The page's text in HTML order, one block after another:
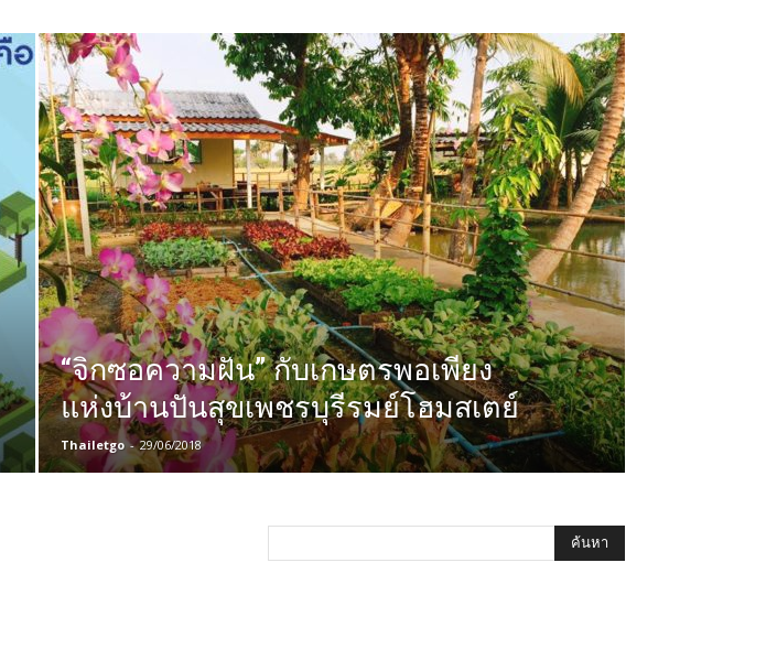
“จิกซอความฝัน” กับเกษตรพอเพียง
แห่งบ้านปันสุขเพชรบุรีรมย์โฮมสเตย์
Thailetgo - 29/06/2018